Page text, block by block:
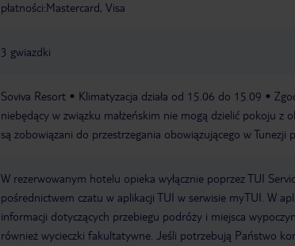
płatności:Mastercard, Visa
3 gwiazdki
Soviva Resort Klimatyzacja działa od 15.06 do 15.09
niebędący w związku małżeńskim nie mogą dzielić pokoju
są zobowiązani do przestrzegania obowiązującego w Tunezji
W rezerwowanym hotelu opieka wyłącznie poprzez TUI
pośrednictwem czatu w aplikacji TUI w serwisie myTUI. W
informacji dotyczących przebiegu podróży i miejsca
również wycieczki fakultatywne. Jeśli potrzebują Państwo